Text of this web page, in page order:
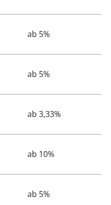
ab 5%
ab 5%
ab 3,33%
ab 10%
ab 5%